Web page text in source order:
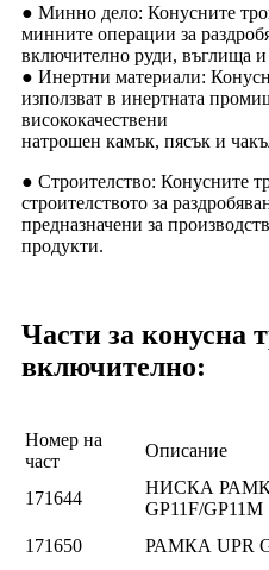
● Минно дело: Конусните
минните операции за
включително руди, въглища
● Инертни материали:
използват в инертната
висококачествени
натрошен камък, пясък и
● Строителство: Конусните
строителството за
предназначени за
продукти.
Части за конусна
включително:
Номер на
част
Описание
171644
НИСКА
GP11F/GP11M
171650
РАМКА UPR